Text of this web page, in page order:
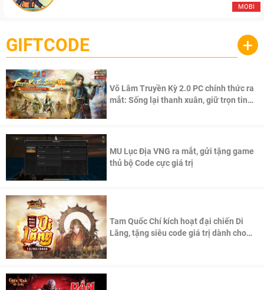
MOBI
GIFTCODE +
Võ Lâm Truyền Kỳ 2.0 PC chính thức ra
mắt: Sống lại thanh xuân, giữ trọn tinh
MU Lục Địa VNG ra mắt, gửi tặng game
thủ bộ Code cực giá trị
Tam Quốc Chí kích hoạt đại chiến Di
Lăng, tặng siêu code giá trị dành cho